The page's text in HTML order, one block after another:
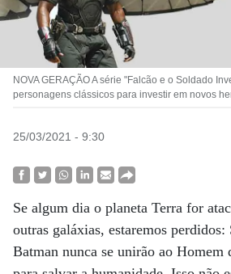
NOVA GERAÇÃO A série "Falcão e o Soldado
personagens clássicos para investir em novos
25/03/2021 - 9:30
Se algum dia o planeta Terra for
outras galáxias, estaremos
Batman nunca se unirão ao Homem